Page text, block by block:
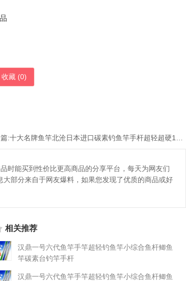
收藏 (0)
:
时能买到性价比更高商品的分享平台，每天为网友们
部分来自于网友爆料，如果您发现了优质的商品或好
相关推荐
汉鼎一号六代鱼竿手竿超轻钓鱼竿小综合鱼杆鲫鱼
竿碳素台钓竿手杆
汉鼎一号六代鱼竿手竿超轻钓鱼竿小综合鱼杆鲫鱼